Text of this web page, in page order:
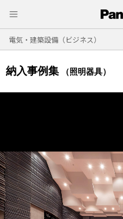
電気・建築設備（ビジネス）
納入事例集 （照明器具）